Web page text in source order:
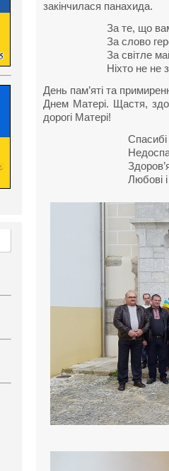
закінчилася панахида.
За те, що
За слово
За світле
Ніхто не не
День пам’яті та
Днем Матері. Щастя,
дорогі Матері!
Любові